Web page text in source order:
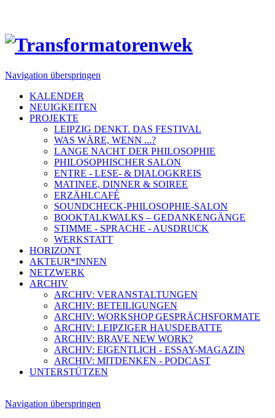
Navigation überspringen
KALENDER
NEUIGKEITEN
PROJEKTE
LEIPZIG DENKT. DAS FESTIVAL
WAS WÄRE, WENN ...?
LANGE NACHT DER PHILOSOPHIE
PHILOSOPHISCHER SALON
ENTRE - LESE- & DIALOGKREIS
MATINEE, DINNER & SOIREE
ERZÄHLCAFÉ
SOUNDCHECK-PHILOSOPHIE-SALON
BOOKTALKWALKS – GEDANKENGÄNGE
STIMME - SPRACHE - AUSDRUCK
WERKSTATT
HORIZONT
AKTEUR*INNEN
NETZWERK
ARCHIV
ARCHIV: VERANSTALTUNGEN
ARCHIV: BETEILIGUNGEN
ARCHIV: WORKSHOP GESPRÄCHSFORMATE
ARCHIV: LEIPZIGER HAUSDEBATTE
ARCHIV: BRAVE NEW WORK?
ARCHIV: EIGENTLICH - ESSAY-MAGAZIN
ARCHIV: MITDENKEN - PODCAST
UNTERSTÜTZEN
Navigation überspringen